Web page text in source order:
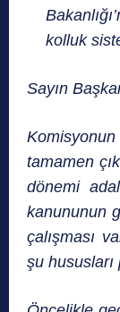
kolluk
Sayın
tamamen
dönemi
kanununun
çalışması
şu